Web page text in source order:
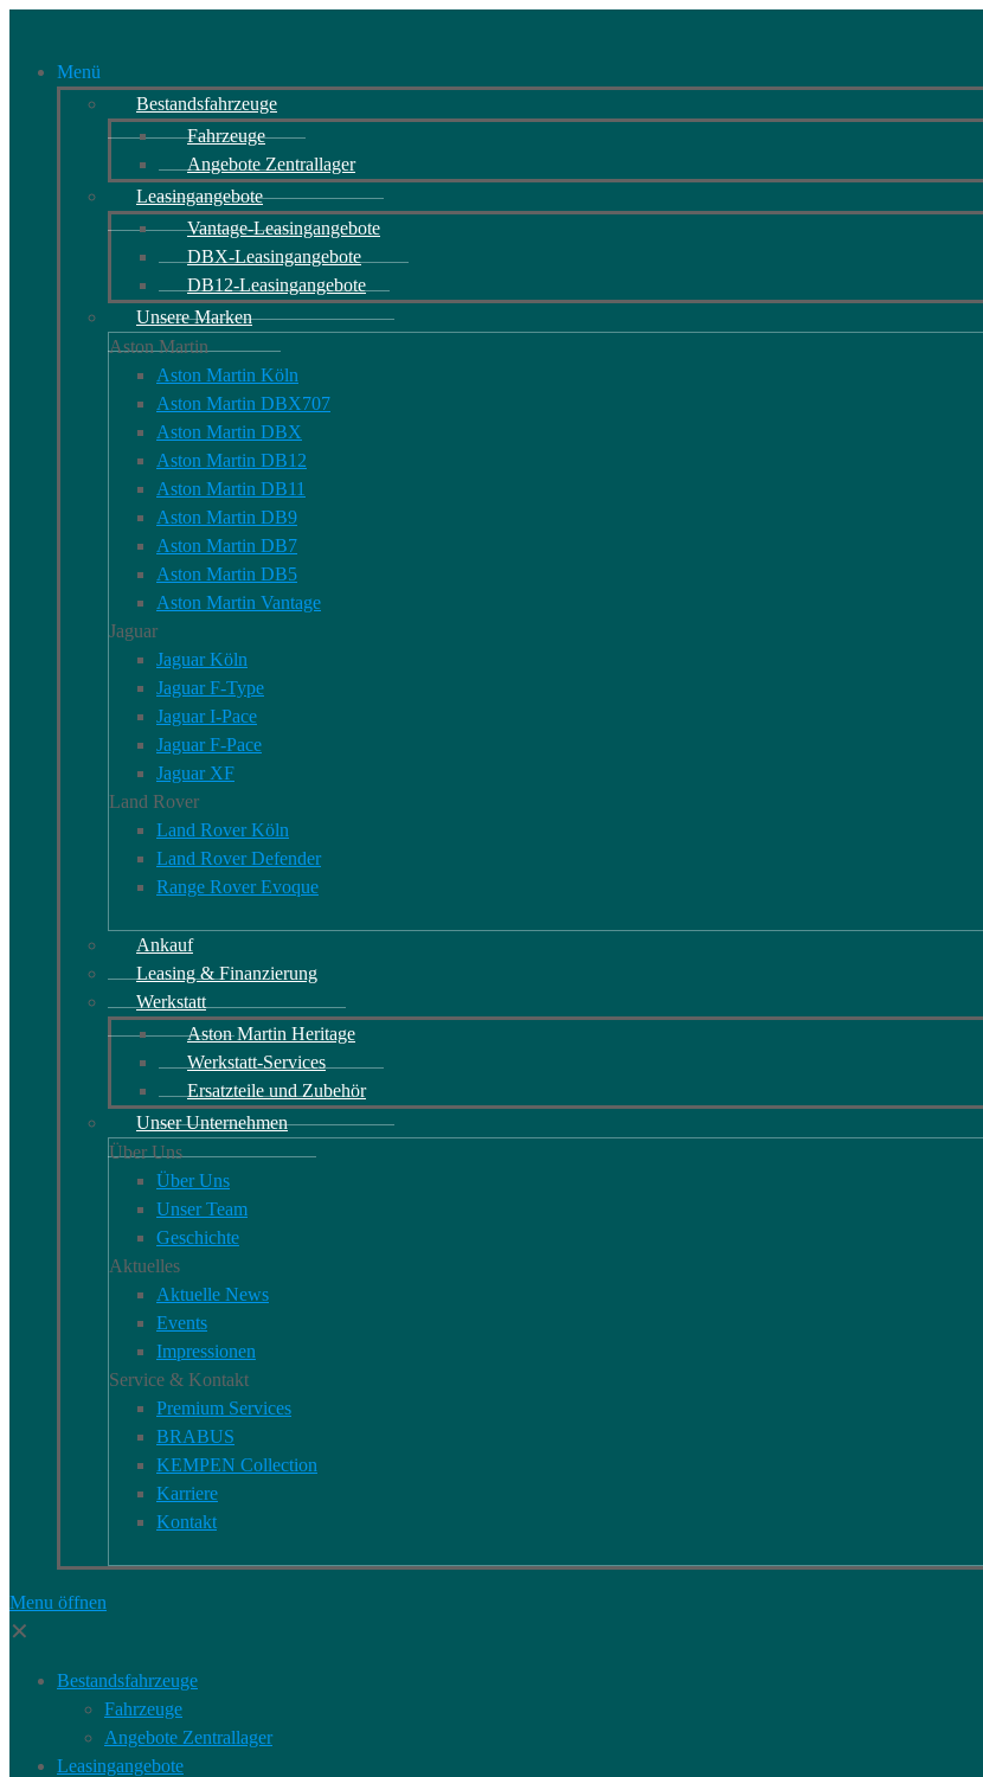
Menü
Bestandsfahrzeuge
Fahrzeuge
Angebote Zentrallager
Leasingangebote
Vantage-Leasingangebote
DBX-Leasingangebote
DB12-Leasingangebote
Unsere Marken
Aston Martin
Aston Martin Köln
Aston Martin DBX707
Aston Martin DBX
Aston Martin DB12
Aston Martin DB11
Aston Martin DB9
Aston Martin DB7
Aston Martin DB5
Aston Martin Vantage
Jaguar
Jaguar Köln
Jaguar F-Type
Jaguar I-Pace
Jaguar F-Pace
Jaguar XF
Land Rover
Land Rover Köln
Land Rover Defender
Range Rover Evoque
Ankauf
Leasing & Finanzierung
Werkstatt
Aston Martin Heritage
Werkstatt-Services
Ersatzteile und Zubehör
Unser Unternehmen
Über Uns
Über Uns
Unser Team
Geschichte
Aktuelles
Aktuelle News
Events
Impressionen
Service & Kontakt
Premium Services
BRABUS
KEMPEN Collection
Karriere
Kontakt
Menu öffnen
✕
Bestandsfahrzeuge
Fahrzeuge
Angebote Zentrallager
Leasingangebote